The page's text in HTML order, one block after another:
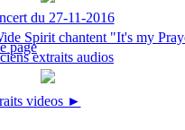
du 27-11-2016
Spirit chantent "It's my
extraits audios
videos ►